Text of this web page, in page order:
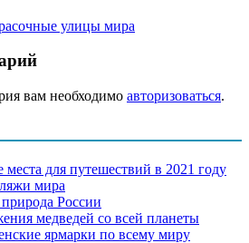
улицы мира
вам необходимо авторизоваться.
для путешествий в 2021 году
мира
России
медведей со всей планеты
ярмарки по всему миру